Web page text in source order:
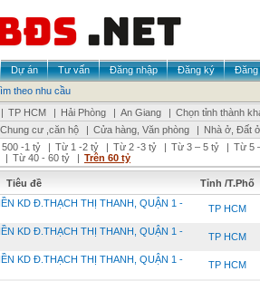
Dự án Tư vấn Đăng nhập Đăng ký
Đăng
theo nhu cầu
| TP HCM | Hải Phòng | An Giang | Chọn tỉnh thành
Chung cư ,căn hộ | Cửa hàng, Văn phòng | Nhà ở, Đất ở
-1 tỷ | Từ 1 -2 tỷ | Từ 2 -3 tỷ | Từ 3 – 5 tỷ | Từ 5
| Từ 40 - 60 tỷ | Trên 60 tỷ
Tiêu đề
Tỉnh /T.Phố
KD Đ.THẠCH THỊ THANH, QUẬN 1 -
TP HCM
KD Đ.THẠCH THỊ THANH, QUẬN 1 -
TP HCM
KD Đ.THẠCH THỊ THANH, QUẬN 1 -
TP HCM